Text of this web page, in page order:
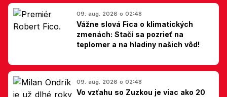
09. aug. 2026 o 02:48
Vážne slová Fica o klimatických
zmenách: Stačí sa pozrieť na
teplomer a na hladiny našich vôd!
09. aug. 2026 o 02:48
Vo vzťahu so Zuzkou je viac ako 20